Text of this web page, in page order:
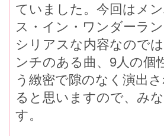
ていました。今回はメ
ス・イン・ワンダーラ
シリアスな内容なので
ンチのある曲、9人の個
う緻密で隙のなく演出
ると思いますので、み
す。